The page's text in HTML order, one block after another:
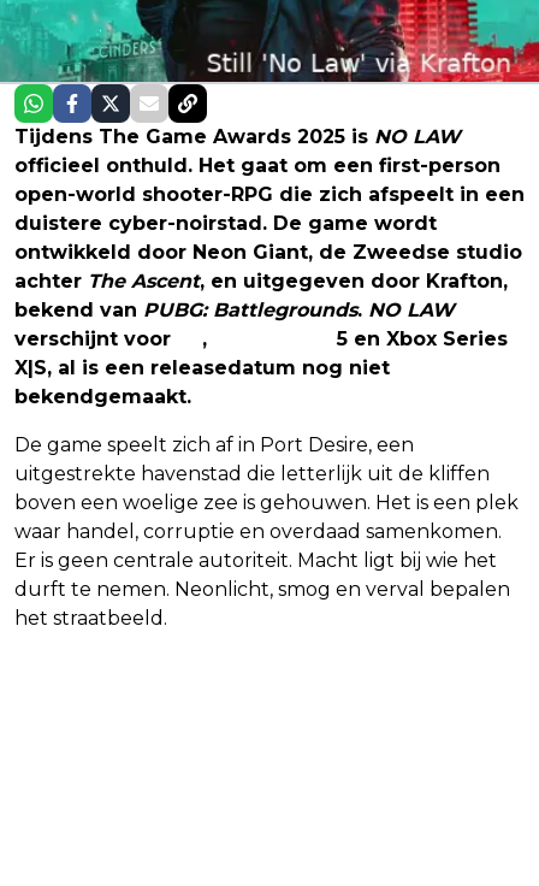
Tijdens The Game Awards 2025 is NO LAW
officieel onthuld. Het gaat om een first-person
open-world shooter-RPG die zich afspeelt in een
duistere cyber-noirstad. De game wordt
ontwikkeld door Neon Giant, de Zweedse studio
achter The Ascent, en uitgegeven door Krafton,
bekend van PUBG: Battlegrounds. NO LAW
verschijnt voor
,
5 en Xbox Series
X|S, al is een releasedatum nog niet
bekendgemaakt.
De game speelt zich af in Port Desire, een
uitgestrekte havenstad die letterlijk uit de kliffen
boven een woelige zee is gehouwen. Het is een plek
waar handel, corruptie en overdaad samenkomen.
Er is geen centrale autoriteit. Macht ligt bij wie het
durft te nemen. Neonlicht, smog en verval bepalen
het straatbeeld.